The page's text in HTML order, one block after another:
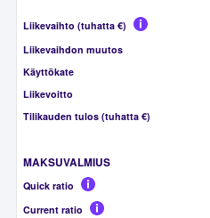
Liikevaihto (tuhatta €)
Liikevaihdon muutos
Käyttökate
Liikevoitto
Tilikauden tulos (tuhatta €)
MAKSUVALMIUS
Quick ratio
Current ratio